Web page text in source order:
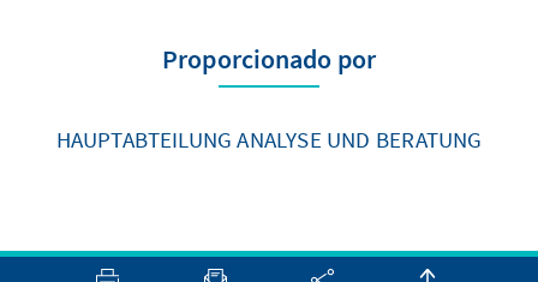
Proporcionado por
HAUPTABTEILUNG ANALYSE UND BERATUNG